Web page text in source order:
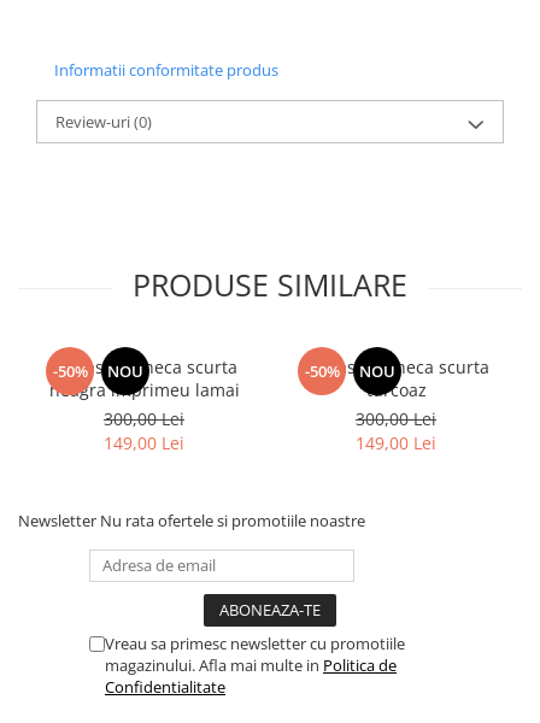
Informatii conformitate produs
Review-uri(0)
PRODUSE SIMILARE
-50% NOU
camasa maneca scurta
neagra imprimeu lamai
300,00 Lei
149,00 Lei
-50% NOU
camasa maneca scurta
turcoaz
300,00 Lei
149,00 Lei
Newsletter Nu rata ofertele si promotiile noastre
Vreau sa primesc newsletter cu promotiile
magazinului. Afla mai multe in Politica de
Confidentialitate